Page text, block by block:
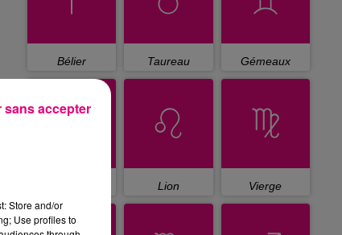
Bélier Taureau Gémeaux
Lion Vierge
Store and/or
Use profiles to
sans accepter